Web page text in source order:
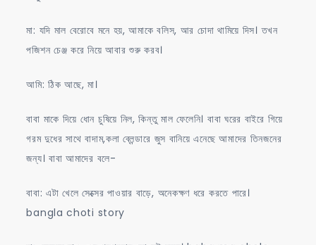
মা: যদি মাল বেরোবে মনে হয়, আমাকে বলিস, আর চোদা থামিয়ে দিস। তখন
পজিশন চেঞ্জ করে নিয়ে আবার শুরু করব।
আমি: ঠিক আছে, মা।
বাবা মাকে দিয়ে ধোন চুষিয়ে নিল, কিন্তু মাল ফেলেনি। বাবা ঘরের বাইরে গিয়ে
গরম দুধের সাথে বাদাম,কলা ব্লেন্ডারে জুস বানিয়ে এনেছে আমাদের তিনজনের
জন্য। বাবা আমাদের বলে-
বাবা: এটা খেলে সেক্সের পাওয়ার বাড়ে, অনেকক্ষণ ধরে করতে পারে।
bangla choti story